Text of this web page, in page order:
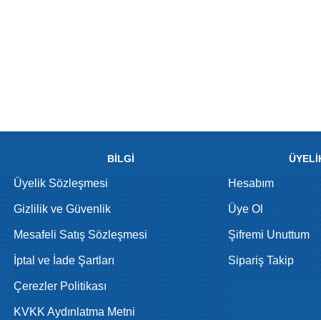
BİLGİ
Üyelik Sözleşmesi
Gizlilik ve Güvenlik
Mesafeli Satış Sözleşmesi
İptal ve İade Şartları
Çerezler Politikası
KVKK Aydınlatma Metni
Hesabım
Üye Ol
Şifremi Unuttum
Sipariş Takip